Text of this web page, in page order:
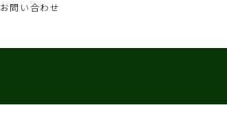
お問い合わせ